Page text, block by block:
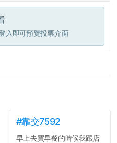
入即可預覽投票介面
#靠交7592
早上去買早餐的時候我跟店